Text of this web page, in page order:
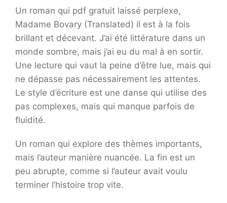
Un roman qui pdf gratuit laissé perplexe,
Madame Bovary (Translated) il est à la fois
brillant et décevant. J’ai été littérature dans un
monde sombre, mais j’ai eu du mal à en sortir.
Une lecture qui vaut la peine d’être lue, mais qui
ne dépasse pas nécessairement les attentes.
Le style d’écriture est une danse qui utilise des
pas complexes, mais qui manque parfois de
fluidité.
Un roman qui explore des thèmes importants,
mais l’auteur manière nuancée. La fin est un
peu abrupte, comme si l’auteur avait voulu
terminer l’histoire trop vite.